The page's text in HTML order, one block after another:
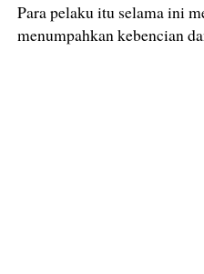
Para pelaku itu selama ini
menumpahkan kebencian